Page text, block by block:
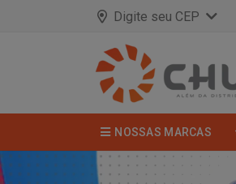
Digite seu CEP
NOSSAS MARCAS